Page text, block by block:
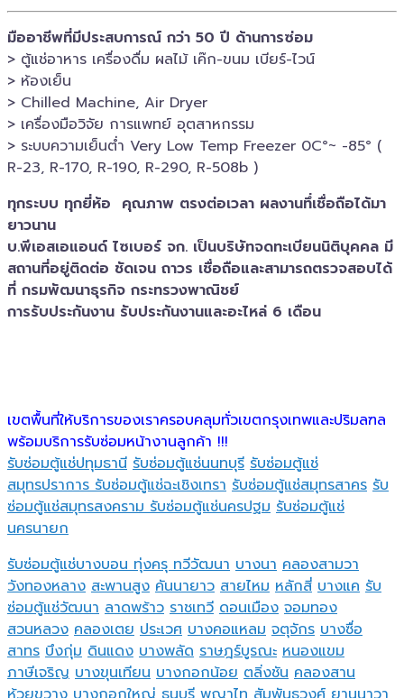
มืออาชีพที่มีประสบการณ์ กว่า 50 ปี ด้านการซ่อม
> ตู้แช่อาหาร เครื่องดื่ม ผลไม้ เค๊ก-ขนม เบียร์-ไวน์​
> ห้องเย็น
> Chilled​ Machine, Air Dryer
> เครื่องมือวิจัย การแพทย์​ อุตสาหกรรม
> ระบบความเย็นต่ำ Very Low Temp Freezer 0C°~ -​85° (
R-23, R-170, R-190, R-290, R-508b )
ทุกระบบ ทุกยี่ห้อ คุณภาพ ตรงต่อเวลา ผลงานทึ่เชื่อถือได้มา
ยาวนาน
บ.พีเอสเอ​แอนด์ ไซเบอร์​ จก. เป็นบริษัทจดทะเบียนนิติบุคคล​ มี
สถานที่อยู่ติดต่อ ชัดเจน ถาวร เชื่อถือและสามารถตรวจสอบ​ได้
ที่ กรมพัฒนาธุรกิจ​ กระทรวงพาณิชย์
การรับประกันงาน รับประกันงานและอะไหล่ 6 เดือน
เขตพื้นที่ให้บริการของเราครอบคลุมทั่วเขตกรุงเทพและปริมลฑล
พร้อมบริการรับซ่อมหน้างานลูกค้า !!!
รับซ่อมตู้แช่ปทุมธานี รับซ่อมตู้แช่นนทบุรี รับซ่อมตู้แช่
สมุทรปราการ รับซ่อมตู้แช่ฉะเชิงเทรา รับซ่อมตู้แช่สมุทรสาคร รับ
ซ่อมตู้แช่สมุทรสงคราม รับซ่อมตู้แช่นครปฐม รับซ่อมตู้แช่
นครนายก
รับซ่อมตู้แช่บางบอน ทุ่งครุ ทวีวัฒนา บางนา คลองสามวา
วังทองหลาง สะพานสูง คันนายาว สายไหม หลักสี่ บางแค รับ
ซ่อมตู้แช่วัฒนา ลาดพร้าว ราชเทวี ดอนเมือง จอมทอง
สวนหลวง คลองเตย ประเวศ บางคอแหลม จตุจักร บางซื่อ
สาทร บึงกุ่ม ดินแดง บางพลัด ราษฎร์บูรณะ หนองแขม
ภาษีเจริญ บางขุนเทียน บางกอกน้อย ตลิ่งชัน คลองสาน